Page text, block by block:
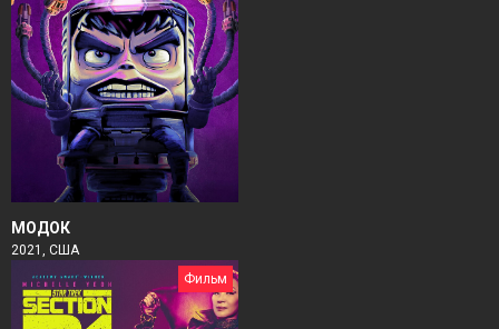
МОДОК
2021, США
Фильм